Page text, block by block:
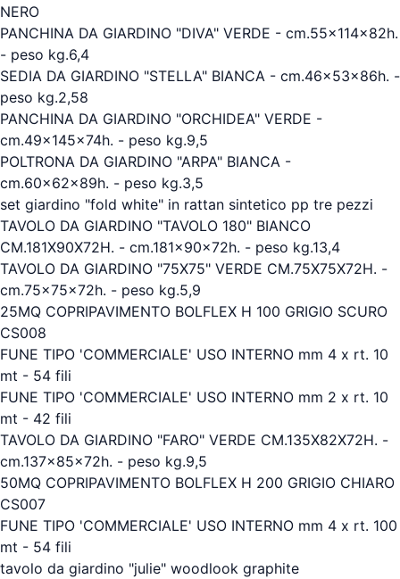
NERO
PANCHINA DA GIARDINO "DIVA" VERDE - cm.55x114x82h.
- peso kg.6,4
SEDIA DA GIARDINO "STELLA" BIANCA - cm.46x53x86h. -
peso kg.2,58
PANCHINA DA GIARDINO "ORCHIDEA" VERDE -
cm.49x145x74h. - peso kg.9,5
POLTRONA DA GIARDINO "ARPA" BIANCA -
cm.60x62x89h. - peso kg.3,5
set giardino "fold white" in rattan sintetico pp tre pezzi
TAVOLO DA GIARDINO "TAVOLO 180" BIANCO
CM.181X90X72H. - cm.181x90x72h. - peso kg.13,4
TAVOLO DA GIARDINO "75X75" VERDE CM.75X75X72H. -
cm.75x75x72h. - peso kg.5,9
25MQ COPRIPAVIMENTO BOLFLEX H 100 GRIGIO SCURO
CS008
FUNE TIPO 'COMMERCIALE' USO INTERNO mm 4 x rt. 10
mt - 54 fili
FUNE TIPO 'COMMERCIALE' USO INTERNO mm 2 x rt. 10
mt - 42 fili
TAVOLO DA GIARDINO "FARO" VERDE CM.135X82X72H. -
cm.137x85x72h. - peso kg.9,5
50MQ COPRIPAVIMENTO BOLFLEX H 200 GRIGIO CHIARO
CS007
FUNE TIPO 'COMMERCIALE' USO INTERNO mm 4 x rt. 100
mt - 54 fili
tavolo da giardino "julie" woodlook graphite